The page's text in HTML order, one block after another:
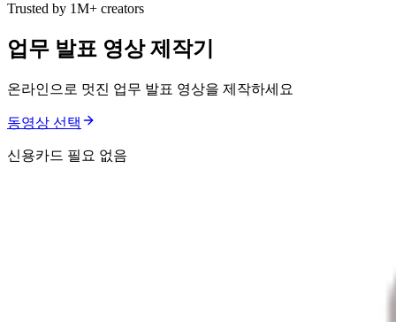
Trusted by 1M+ creators
업무 발표 영상 제작기
온라인으로 멋진 업무 발표 영상을 제작하세요
동영상 선택
신용카드 필요 없음